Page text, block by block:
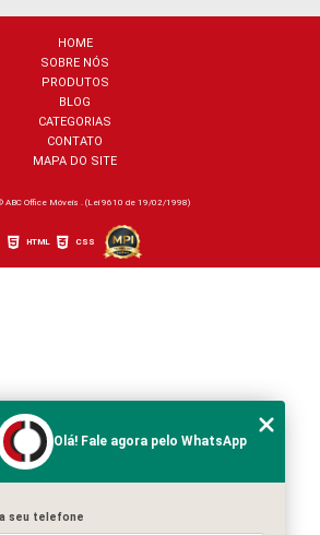
HOME
SOBRE NÓS
PRODUTOS
BLOG
CATEGORIAS
CONTATO
MAPA DO SITE
ABC Office Móveis . (Lei 9610 de 19/02/1998)
HTML CSS
Olá! Fale agora pelo WhatsApp
seu telefone